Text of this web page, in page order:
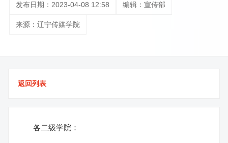
发布日期：2023-04-08 12:58 编辑：宣传部
来源：辽宁传媒学院
返回列表
各二级学院：